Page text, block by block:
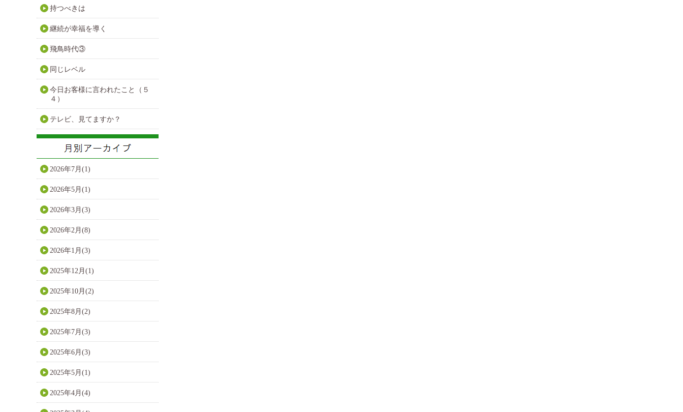
持つべきは
継続が幸福を導く
飛鳥時代③
同じレベル
今日お客様に言われたこと（５
４）
テレビ、見てますか？
2026年7月(1)
2026年5月(1)
2026年3月(3)
2026年2月(8)
2026年1月(3)
2025年12月(1)
2025年10月(2)
2025年8月(2)
2025年7月(3)
2025年6月(3)
2025年5月(1)
2025年4月(4)